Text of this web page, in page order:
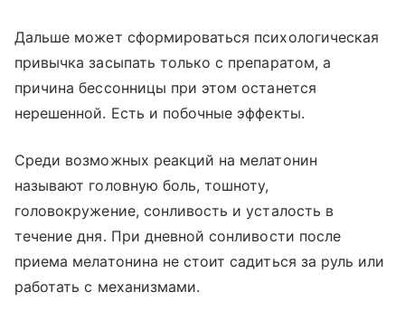
Дальше может сформироваться психологическая
привычка засыпать только с препаратом, а
причина бессонницы при этом останется
нерешенной. Есть и побочные эффекты.
Среди возможных реакций на мелатонин
называют головную боль, тошноту,
головокружение, сонливость и усталость в
течение дня. При дневной сонливости после
приема мелатонина не стоит садиться за руль или
работать с механизмами.